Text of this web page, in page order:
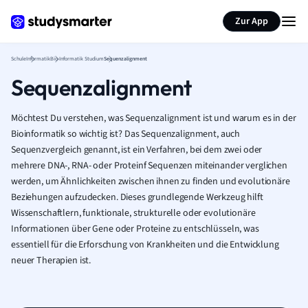
Zur App
SchuleInformatikBio-Informatik StudiumSequenzalignment
Sequenzalignment
Möchtest Du verstehen, was Sequenzalignment ist und warum es in der
Bioinformatik so wichtig ist? Das Sequenzalignment, auch
Sequenzvergleich genannt, ist ein Verfahren, bei dem zwei oder
mehrere DNA-, RNA- oder Proteinf Sequenzen miteinander verglichen
werden, um Ähnlichkeiten zwischen ihnen zu finden und evolutionäre
Beziehungen aufzudecken. Dieses grundlegende Werkzeug hilft
Wissenschaftlern, funktionale, strukturelle oder evolutionäre
Informationen über Gene oder Proteine zu entschlüsseln, was
essentiell für die Erforschung von Krankheiten und die Entwicklung
neuer Therapien ist.
Seite zusammenfassen